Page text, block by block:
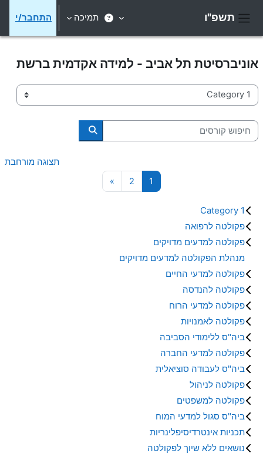
תשפ"ו תמיכה התחבר/י
אוניברסיטת תל אביב - למידה אקדמית ברשת
קטגוריות קורסים
חיפוש קורסים
חיפוש קורסים
תצוגה מורחבת
1 עמוד 1
2 עמוד 2
»
Category 1
פקולטה לרפואה
פקולטה למדעים מדויקים
מנהלת הפקולטה למדעים מדויקים
פקולטה למדעי החיים
פקולטה להנדסה
פקולטה למדעי הרוח
פקולטה לאמנויות
ביה"ס ללימודי הסביבה
פקולטה למדעי החברה
ביה"ס לעבודה סוציאלית
פקולטה לניהול
פקולטה למשפטים
ביה"ס סגול למדעי המוח
תכניות אינטרדיסיפלינריות
נושאים ללא שיוך לפקולטה